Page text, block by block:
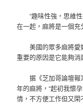
“趣味性強，思維性
在一起，麻將是一個充
美國的眾多麻將愛
重要的原因是它能夠消
据《芝加哥論壇報
年的麻將，“起初我懷
情，不方便工作但又